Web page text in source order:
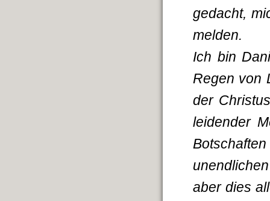
gedacht,
melden.
Ich bin
Regen von
der
leidender
aber dies